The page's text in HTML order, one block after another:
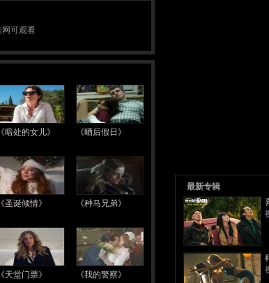
可观看
《暗处的女儿》 《晒后假日》
《圣诞倾情》 《种马兄弟》
《天堂门票》 《我的警察》
最新专辑